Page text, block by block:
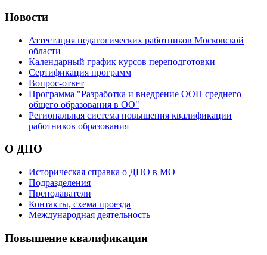
Новости
Аттестация педагогических работников Московской
области
Календарный график курсов переподготовки
Сертификация программ
Вопрос-ответ
Программа "Разработка и внедрение ООП среднего
общего образования в ОО"
Региональная система повышения квалификации
работников образования
О ДПО
Историческая справка о ДПО в МО
Подразделения
Преподаватели
Контакты, схема проезда
Международная деятельность
Повышение квалификации